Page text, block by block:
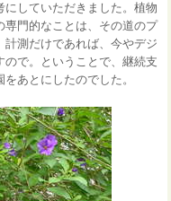
していただきました。植物
専門的なことは、その道のプ
計測だけであれば、今やデジ
ので。ということで、継続支
あとにしたのでした。